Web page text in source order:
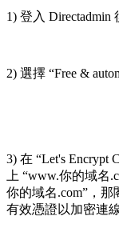
1) 登入 Directadmin
2) 選擇 “Free &
3) 在 “Let's Encrypt
上 “www.你的域名
你的域名.com”，那
有效憑證以加密連